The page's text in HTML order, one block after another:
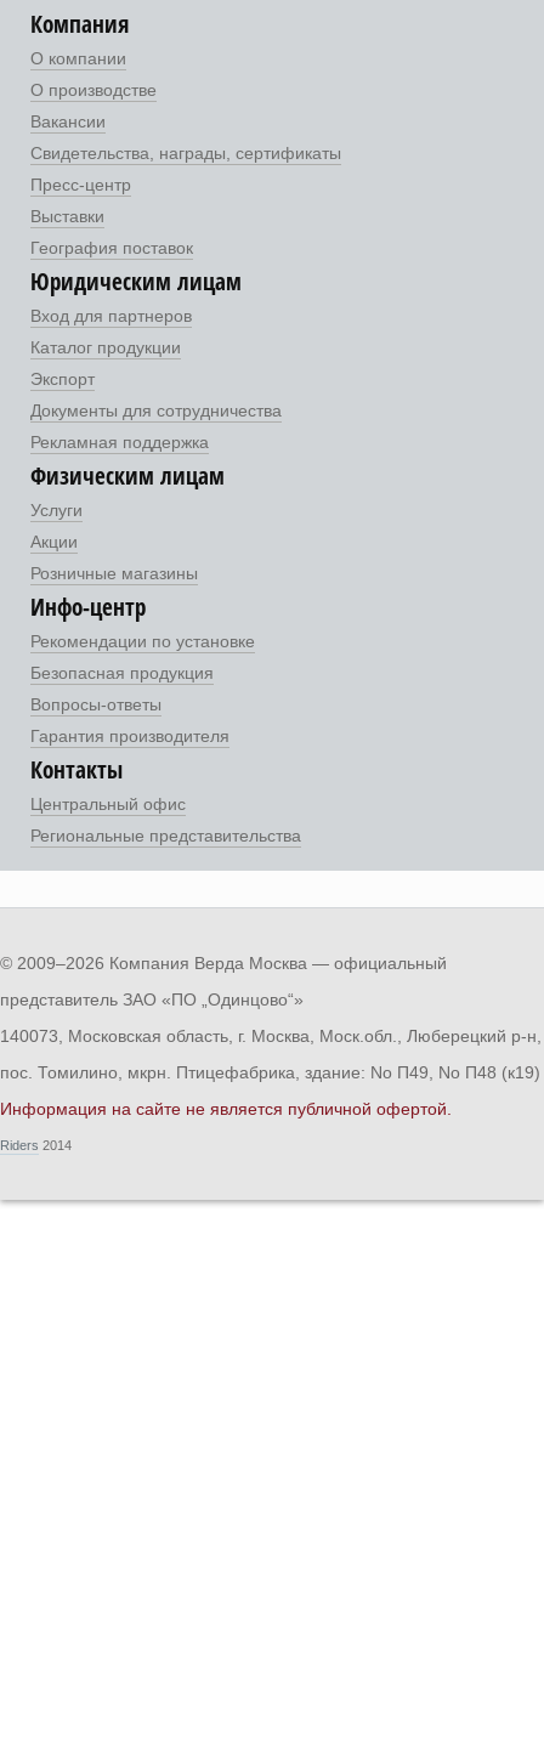
Компания
О компании
О производстве
Вакансии
Свидетельства, награды, сертификаты
Пресс-центр
Выставки
География поставок
Юридическим лицам
Вход для партнеров
Каталог продукции
Экспорт
Документы для сотрудничества
Рекламная поддержка
Физическим лицам
Услуги
Акции
Розничные магазины
Инфо-центр
Рекомендации по установке
Безопасная продукция
Вопросы-ответы
Гарантия производителя
Контакты
Центральный офис
Региональные представительства
© 2009–2026 Компания Верда Москва — официальный
представитель ЗАО «ПО „Одинцово“»
140073, Московская область, г. Москва, Моск.обл., Люберецкий р-н,
пос. Томилино, мкрн. Птицефабрика, здание: No П49, No П48 (к19)
Информация на сайте не является публичной офертой.
Riders 2014